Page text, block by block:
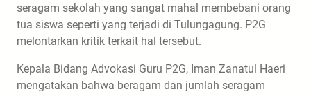
seragam sekolah yang sangat mahal membebani orang
tua siswa seperti yang terjadi di Tulungagung. P2G
melontarkan kritik terkait hal tersebut.
Kepala Bidang Advokasi Guru P2G, Iman Zanatul Haeri
mengatakan bahwa beragam dan jumlah seragam